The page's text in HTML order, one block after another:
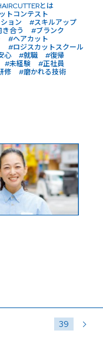
とは
トコンテスト
ョン
#スキルアップ
合う
#ブランク
#ヘアカット
#ロジスカットスクール
心 #就職
#復帰
#未経験
#正社員
修
#磨かれる技術
39